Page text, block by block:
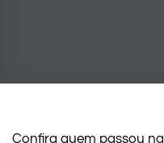
Confira quem passou